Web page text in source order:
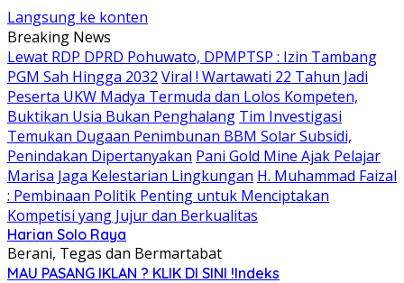
Langsung ke konten
Breaking News
Lewat RDP DPRD Pohuwato, DPMPTSP : Izin Tambang
PGM Sah Hingga 2032 Viral ! Wartawati 22 Tahun Jadi
Peserta UKW Madya Termuda dan Lolos Kompeten,
Buktikan Usia Bukan Penghalang Tim Investigasi
Temukan Dugaan Penimbunan BBM Solar Subsidi,
Penindakan Dipertanyakan Pani Gold Mine Ajak Pelajar
Marisa Jaga Kelestarian Lingkungan H. Muhammad Faizal
: Pembinaan Politik Penting untuk Menciptakan
Kompetisi yang Jujur dan Berkualitas
Harian Solo Raya
Berani, Tegas dan Bermartabat
MAU PASANG IKLAN ? KLIK DI SINI !Indeks